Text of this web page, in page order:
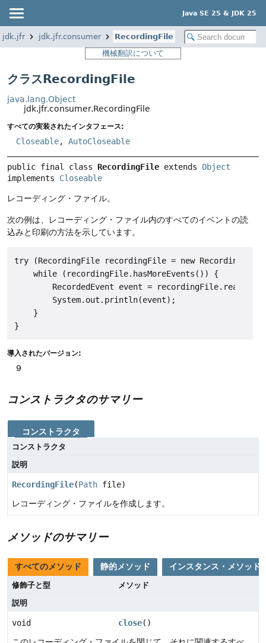
Java SE 25 & JDK 25
jdk.jfr jdk.jfr.consumer
RecordingFile
機械翻訳について
クラスRecordingFile
java.lang.Object
jdk.jfr.consumer.RecordingFile
すべての実装されたインタフェース:
Closeable, AutoCloseable
public final class RecordingFile extends Object
implements Closeable
レコーディング・ファイル。
次の例は、レコーディング・ファイル内のすべてのイベントの読
込みと印刷の方法を示しています。
try (RecordingFile recordingFile = new
    while (recordingFile.hasMoreEvents()) {
RecordedEvent event =
        System.out.println(event);
    }
導入されたバージョン:
9
コンストラクタのサマリー
コンストラクタ
コンストラクタ
説明
RecordingFile(Path file)
レコーディング・ファイルを作成します。
メソッドのサマリー
すべてのメソッド 静的メソッド インスタンス・メソッド
修飾子と型
メソッド
説明
void close()